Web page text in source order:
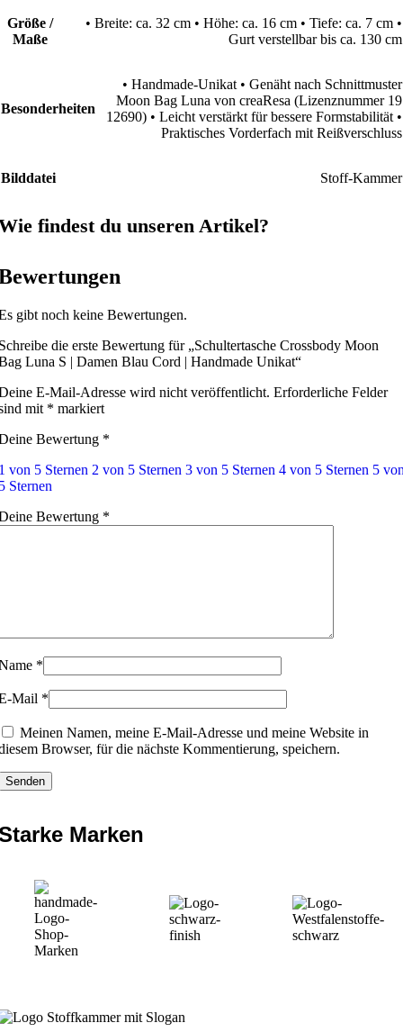
Größe /
Maße
• Breite: ca. 32 cm • Höhe: ca. 16 cm • Tiefe: ca. 7 cm •
Gurt verstellbar bis ca. 130 cm
Besonderheiten
• Handmade-Unikat • Genäht nach Schnittmuster
Moon Bag Luna von creaResa (Lizenznummer 19
12690) • Leicht verstärkt für bessere Formstabilität •
Praktisches Vorderfach mit Reißverschluss
Bilddatei Stoff-Kammer
findest du unseren Artikel?
gibt noch keine Bewertungen.
die erste Bewertung für „Schultertasche Crossbody Moon
Luna S | Damen Blau Cord | Handmade Unikat“
E-Mail-Adresse wird nicht veröffentlicht. Erforderliche Felder
mit * markiert
Bewertung *
von 5 Sternen 2 von 5 Sternen 3 von 5 Sternen 4 von 5 Sternen 5
Sternen
Bewertung *
*
Mail *
Meinen Namen, meine E-Mail-Adresse und meine Website in
Browser, für die nächste Kommentierung, speichern.
Marken